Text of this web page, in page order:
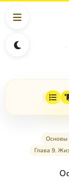
Основы
Глава 9.